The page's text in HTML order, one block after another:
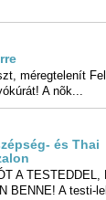
1989-ben, és
a Napfény
egy hirtelen
egy Bolondos ZUMBA